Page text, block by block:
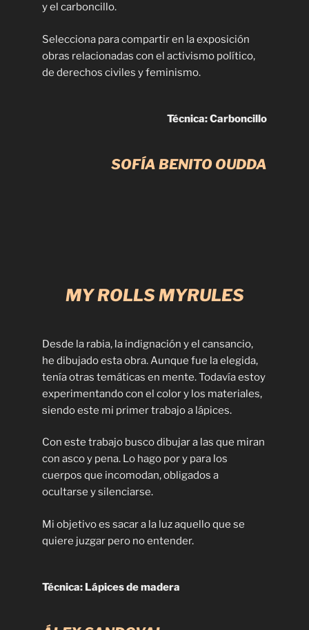
y el carboncillo.
Selecciona para compartir en la exposición
obras relacionadas con el activismo político,
de derechos civiles y feminismo.
Técnica: Carboncillo
SOFÍA BENITO OUDDA
MY ROLLS MYRULES
Desde la rabia, la indignación y el cansancio,
he dibujado esta obra. Aunque fue la elegida,
tenía otras temáticas en mente. Todavía estoy
experimentando con el color y los materiales,
siendo este mi primer trabajo a lápices.
Con este trabajo busco dibujar a las que miran
con asco y pena. Lo hago por y para los
cuerpos que incomodan, obligados a
ocultarse y silenciarse.
Mi objetivo es sacar a la luz aquello que se
quiere juzgar pero no entender.
Técnica: Lápices de madera